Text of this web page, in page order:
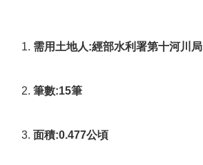
需用土地人:經部水利署第十河川局
筆數:15筆
面積:0.477公頃